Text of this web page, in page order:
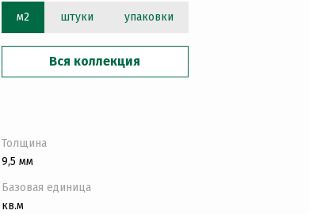
м2 штуки упаковки
Вся коллекция
Толщина
9,5 мм
Базовая единица
кв.м